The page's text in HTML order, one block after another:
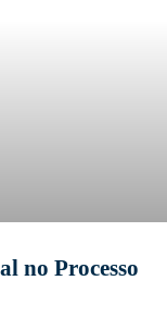
no Processo